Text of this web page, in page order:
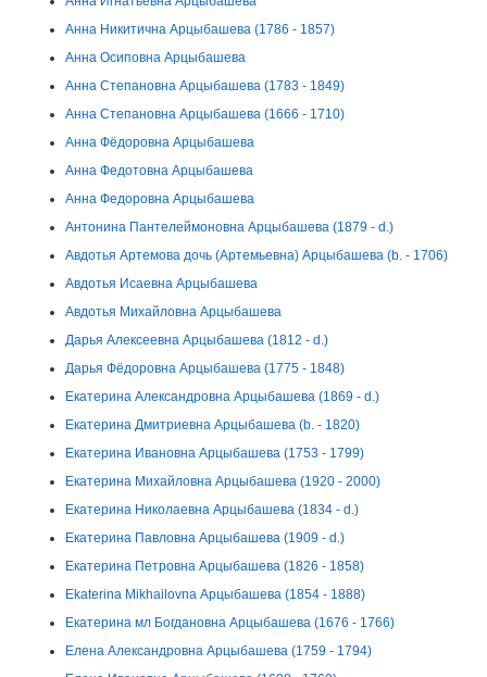
Анна Никитична Арцыбашева (1786 - 1857)
Анна Осиповна Арцыбашева
Анна Степановна Арцыбашева (1783 - 1849)
Анна Степановна Арцыбашева (1666 - 1710)
Анна Фёдоровна Арцыбашева
Анна Федотовна Арцыбашева
Анна Федоровна Арцыбашева
Антонина Пантелеймоновна Арцыбашева (1879 - d.)
Авдотья Артемова дочь (Артемьевна) Арцыбашева (b. - 1706)
Авдотья Исаевна Арцыбашева
Авдотья Михайловна Арцыбашева
Дарья Алексеевна Арцыбашева (1812 - d.)
Дарья Фёдоровна Арцыбашева (1775 - 1848)
Екатерина Александровна Арцыбашева (1869 - d.)
Екатерина Дмитриевна Арцыбашева (b. - 1820)
Екатерина Ивановна Арцыбашева (1753 - 1799)
Екатерина Михайловна Арцыбашева (1920 - 2000)
Екатерина Николаевна Арцыбашева (1834 - d.)
Екатерина Павловна Арцыбашева (1909 - d.)
Екатерина Петровна Арцыбашева (1826 - 1858)
Ekaterina Mikhailovna Арцыбашева (1854 - 1888)
Екатерина мл Богдановна Арцыбашева (1676 - 1766)
Елена Александровна Арцыбашева (1759 - 1794)